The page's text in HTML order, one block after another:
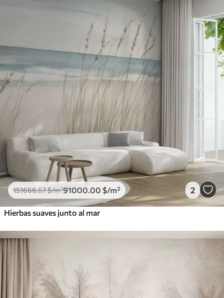
151666.67$/m²91000 .00 $/m² 2
Hierbas suaves junto al mar